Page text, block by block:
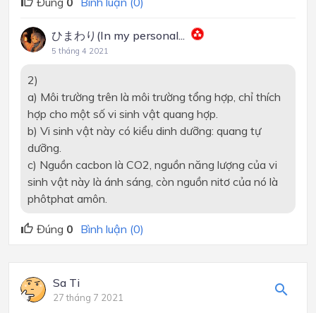
ひまわり(In my personal...
5 tháng 4 2021
2)
a) Môi trường trên là môi trường tổng hợp, chỉ thích
hợp cho một số vi sinh vật quang hợp.
b) Vi sinh vật này có kiểu dinh dưỡng: quang tự
dưỡng.
c) Nguồn cacbon là CO2, nguồn năng lượng của vi
sinh vật này là ánh sáng, còn nguồn nitơ của nó là
phôtphat amôn.
Đúng 0 Bình luận (0)
Sa Ti
27 tháng 7 2021